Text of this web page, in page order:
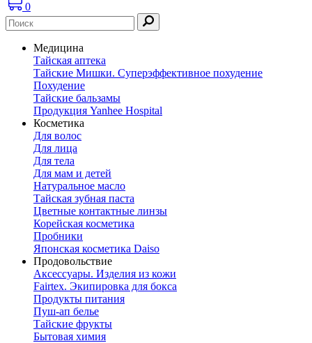
0
Медицина
Тайская аптека
Тайские Мишки. Суперэффективное похудение
Похудение
Тайские бальзамы
Продукция Yanhee Hospital
Косметика
Для волос
Для лица
Для тела
Для мам и детей
Натуральное масло
Тайская зубная паста
Цветные контактные линзы
Корейская косметика
Пробники
Японская косметика Daiso
Продовольствие
Аксессуары. Изделия из кожи
Fairtex. Экипировка для бокса
Продукты питания
Пуш-ап белье
Тайские фрукты
Бытовая химия